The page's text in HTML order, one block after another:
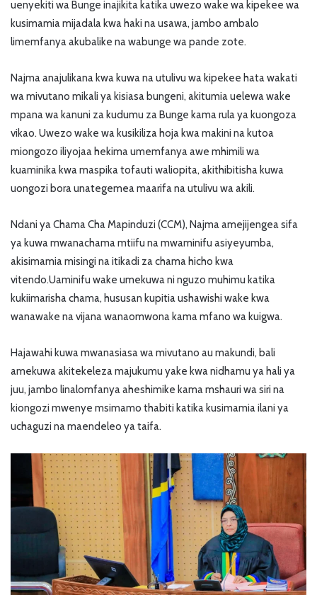
uenyekiti wa Bunge inajikita katika uwezo wake wa kipekee wa
kusimamia mijadala kwa haki na usawa, jambo ambalo
limemfanya akubalike na wabunge wa pande zote.
Najma anajulikana kwa kuwa na utulivu wa kipekee hata wakati
wa mivutano mikali ya kisiasa bungeni, akitumia uelewa wake
mpana wa kanuni za kudumu za Bunge kama rula ya kuongoza
vikao. Uwezo wake wa kusikiliza hoja kwa makini na kutoa
miongozo iliyojaa hekima umemfanya awe mhimili wa
kuaminika kwa maspika tofauti waliopita, akithibitisha kuwa
uongozi bora unategemea maarifa na utulivu wa akili.
Ndani ya Chama Cha Mapinduzi (CCM), Najma amejijengea sifa
ya kuwa mwanachama mtiifu na mwaminifu asiyeyumba,
akisimamia misingi na itikadi za chama hicho kwa
vitendo.Uaminifu wake umekuwa ni nguzo muhimu katika
kukiimarisha chama, hususan kupitia ushawishi wake kwa
wanawake na vijana wanaomwona kama mfano wa kuigwa.
Hajawahi kuwa mwanasiasa wa mivutano au makundi, bali
amekuwa akitekeleza majukumu yake kwa nidhamu ya hali ya
juu, jambo linalomfanya aheshimike kama mshauri wa siri na
kiongozi mwenye msimamo thabiti katika kusimamia ilani ya
uchaguzi na maendeleo ya taifa.